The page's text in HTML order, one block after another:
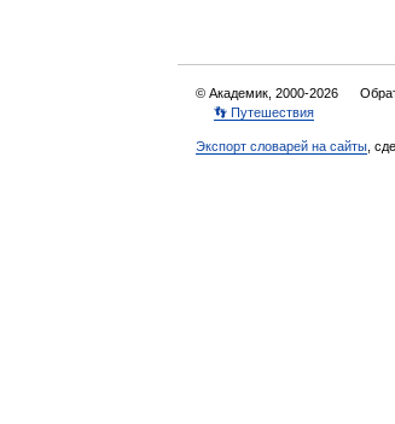
© Академик, 2000-2026
👣 Путешествия
Экспорт словарей на сайты ,